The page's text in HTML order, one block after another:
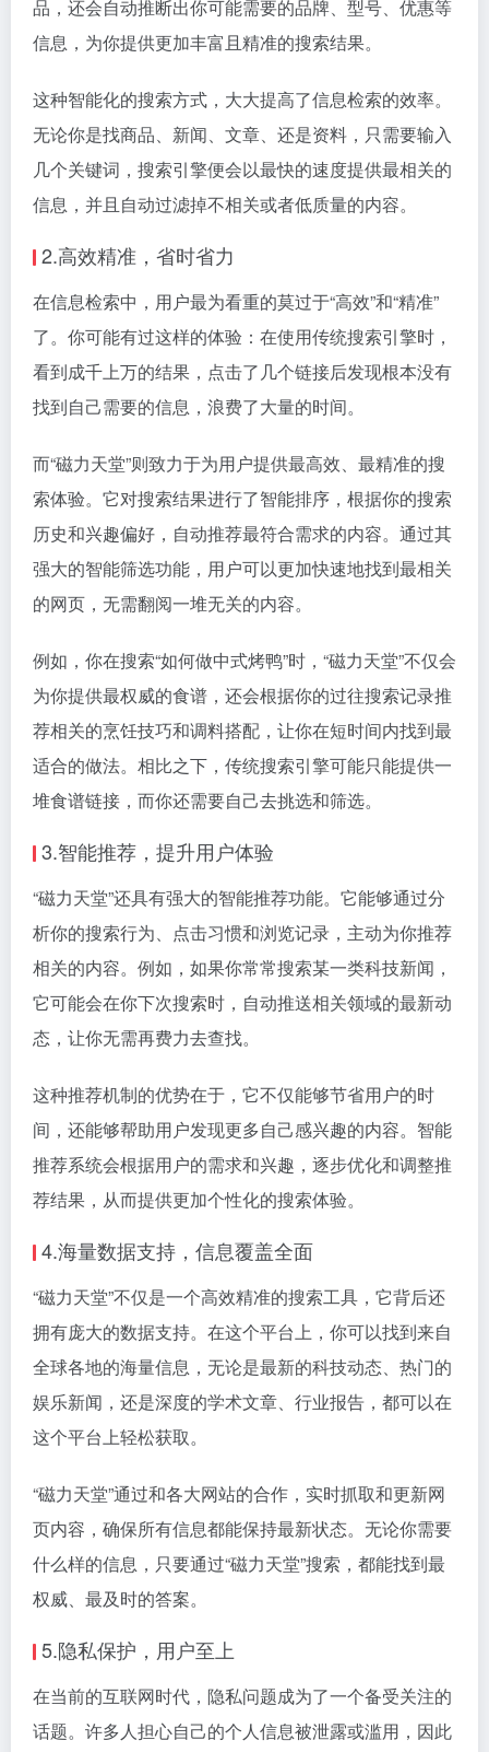
品，还会自动推断出你可能需要的品牌、型号、优惠等
信息，为你提供更加丰富且精准的搜索结果。
这种智能化的搜索方式，大大提高了信息检索的效率。
无论你是找商品、新闻、文章、还是资料，只需要输入
几个关键词，搜索引擎便会以最快的速度提供最相关的
信息，并且自动过滤掉不相关或者低质量的内容。
2.高效精准，省时省力
在信息检索中，用户最为看重的莫过于“高效”和“精准”
了。你可能有过这样的体验：在使用传统搜索引擎时，
看到成千上万的结果，点击了几个链接后发现根本没有
找到自己需要的信息，浪费了大量的时间。
而“磁力天堂”则致力于为用户提供最高效、最精准的搜
索体验。它对搜索结果进行了智能排序，根据你的搜索
历史和兴趣偏好，自动推荐最符合需求的内容。通过其
强大的智能筛选功能，用户可以更加快速地找到最相关
的网页，无需翻阅一堆无关的内容。
例如，你在搜索“如何做中式烤鸭”时，“磁力天堂”不仅会
为你提供最权威的食谱，还会根据你的过往搜索记录推
荐相关的烹饪技巧和调料搭配，让你在短时间内找到最
适合的做法。相比之下，传统搜索引擎可能只能提供一
堆食谱链接，而你还需要自己去挑选和筛选。
3.智能推荐，提升用户体验
“磁力天堂”还具有强大的智能推荐功能。它能够通过分
析你的搜索行为、点击习惯和浏览记录，主动为你推荐
相关的内容。例如，如果你常常搜索某一类科技新闻，
它可能会在你下次搜索时，自动推送相关领域的最新动
态，让你无需再费力去查找。
这种推荐机制的优势在于，它不仅能够节省用户的时
间，还能够帮助用户发现更多自己感兴趣的内容。智能
推荐系统会根据用户的需求和兴趣，逐步优化和调整推
荐结果，从而提供更加个性化的搜索体验。
4.海量数据支持，信息覆盖全面
“磁力天堂”不仅是一个高效精准的搜索工具，它背后还
拥有庞大的数据支持。在这个平台上，你可以找到来自
全球各地的海量信息，无论是最新的科技动态、热门的
娱乐新闻，还是深度的学术文章、行业报告，都可以在
这个平台上轻松获取。
“磁力天堂”通过和各大网站的合作，实时抓取和更新网
页内容，确保所有信息都能保持最新状态。无论你需要
什么样的信息，只要通过“磁力天堂”搜索，都能找到最
权威、最及时的答案。
5.隐私保护，用户至上
在当前的互联网时代，隐私问题成为了一个备受关注的
话题。许多人担心自己的个人信息被泄露或滥用，因此